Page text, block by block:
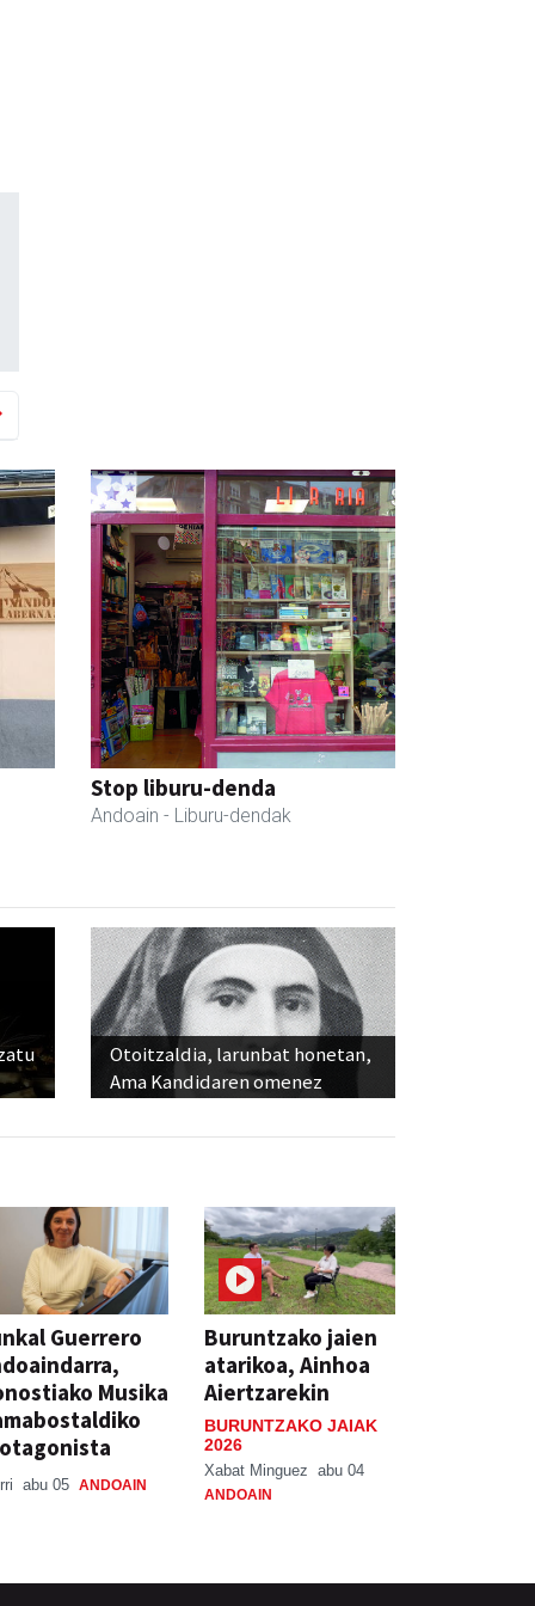
Stop liburu-denda
Andoain - Liburu-dendak
Otoitzaldia, larunbat honetan,
Ama Kandidaren omenez
Guerrero
Musika
abu 05 ANDOAIN
Buruntzako jaien
atarikoa, Ainhoa
Aiertzarekin
BURUNTZAKO JAIAK
2026
Xabat Minguez abu 04
ANDOAIN